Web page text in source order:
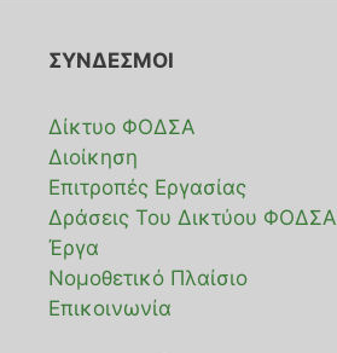
ΣΥΝΔΕΣΜΟΙ
Δίκτυο ΦΟΔΣΑ
Διοίκηση
Επιτροπές Εργασίας
Δράσεις Του Δικτύου ΦΟΔΣΑ
Έργα
Νομοθετικό Πλαίσιο
Επικοινωνία